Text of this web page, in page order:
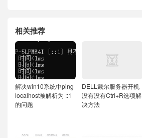
相关推荐
解决win10系统中ping
localhost被解析为 ::1
的问题
DELL戴尔服务器开机
没有没有Ctrl+R选项解
决方法